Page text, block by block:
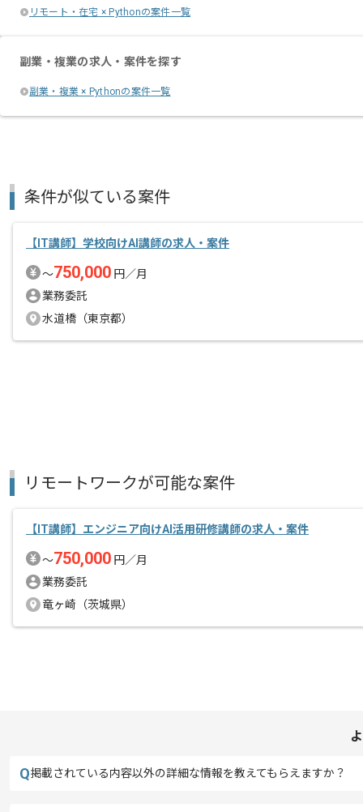
リモート・在宅 × Pythonの案件一覧
副業・複業の求人・案件を探す
副業・複業 × Pythonの案件一覧
条件が似ている案件
【IT講師】学校向けAI講師の求人・案件
〜750,000 円／月
業務委託
水道橋（東京都）
リモートワークが可能な案件
【IT講師】エンジニア向けAI活用研修講師の求人・案件
〜750,000 円／月
業務委託
竜ヶ崎（茨城県）
Q掲載されている内容以外の詳細な情報を教えてもらえますか？